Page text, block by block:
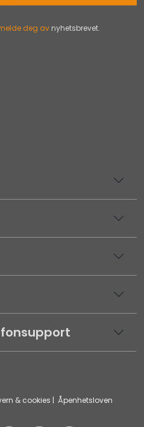
& cookies | Åpenhetsloven
deg av nyhetsbrevet.